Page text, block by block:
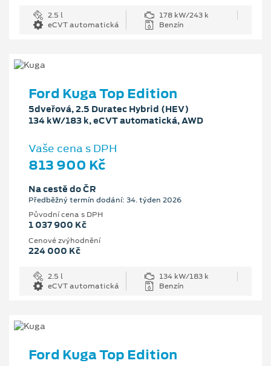
2.5 l
178 kW/243 k
eCVT automatická
Benzín
Ford Kuga Top Edition
5dveřová, 2.5 Duratec Hybrid (HEV)
134 kW/183 k, eCVT automatická, AWD
Vaše cena s DPH
813 900 Kč
Na cestě do ČR
Předběžný termín dodání: 34. týden 2026
Původní cena s DPH
1 037 900 Kč
Cenové zvýhodnění
224 000 Kč
2.5 l
134 kW/183 k
eCVT automatická
Benzín
Ford Kuga Top Edition